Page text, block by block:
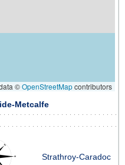
©OpenStreetMapcontributors
Metcalfe
Strathroy-Caradoc